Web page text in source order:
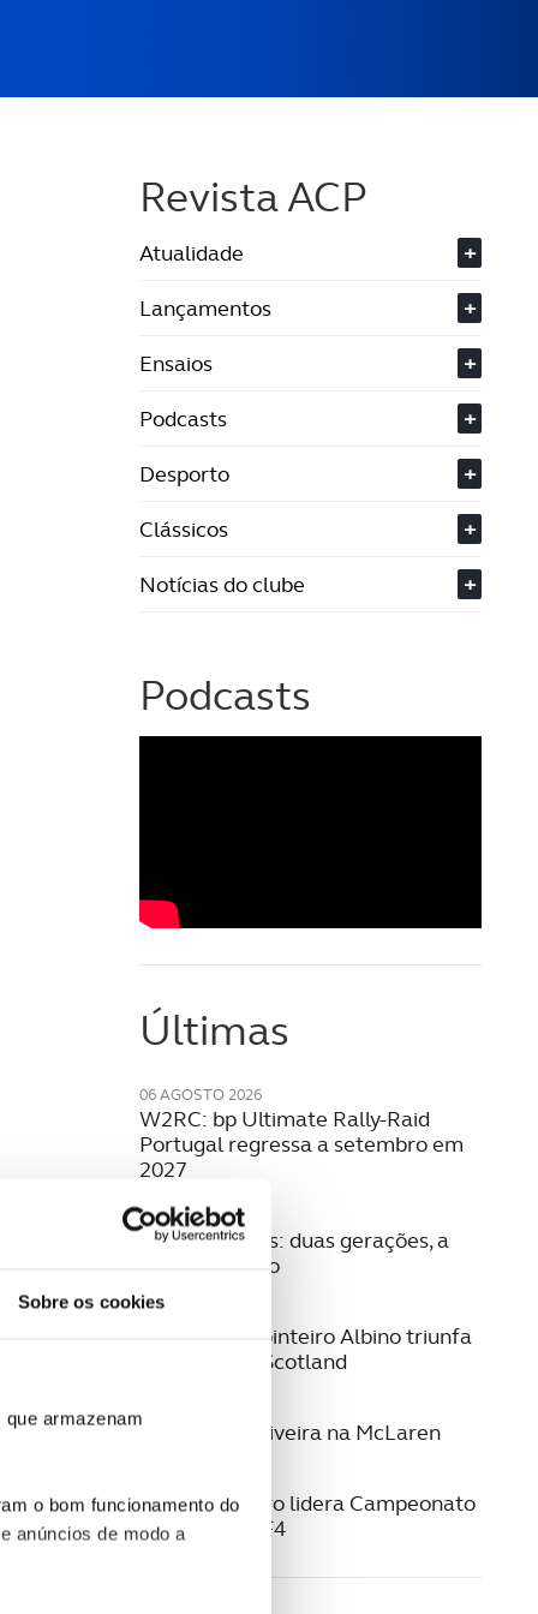
Sobre os cookies
armazenam
o bom funcionamento do
anúncios de modo a
Revista ACP
Atualidade
+
Lançamentos
+
Ensaios
+
Podcasts
+
Desporto
+
Clássicos
+
Notícias do clube
+
Podcasts
Últimas
06 AGOSTO 2026
W2RC: bp Ultimate Rally-Raid
Portugal regressa a setembro em
2027
04 AGOSTO 2026
Família Fontes: duas gerações, a
mesma paixão
03 AGOSTO 2026
Eduardo Carpinteiro Albino triunfa
no Eco Rally Scotland
Guilherme Oliveira na McLaren
Noah Monteiro lidera Campeonato
Espanhol de F4